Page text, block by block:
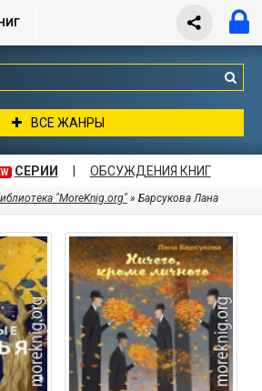
ВСЕ ЖАНРЫ
СЕРИИ ОБСУЖДЕНИЯ КНИГ
"MoreKnig.org" » Барсукова Лана